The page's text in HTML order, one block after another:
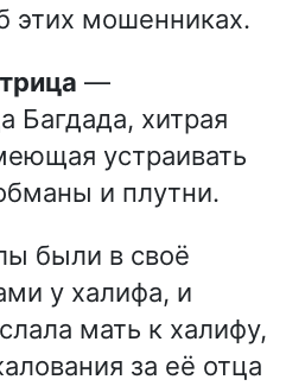
этих мошенниках.
—
Багдада, хитрая
устраивать
и плутни.
были в своё
у халифа, и
мать к халифу,
за её отца